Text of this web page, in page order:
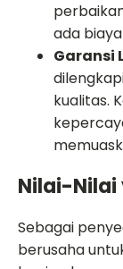
ada
Garansi
kualitas.
Nilai-Nilai
Sebagai
berusaha